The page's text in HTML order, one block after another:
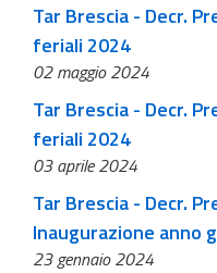
Tar Brescia - Decr. Pres. n. 7 del 2024 - Collegi
feriali 2024
02 maggio 2024
Tar Brescia - Decr.
feriali 2024
03 aprile 2024
Tar Brescia - Decr.
Inaugurazione anno
23 gennaio 2024